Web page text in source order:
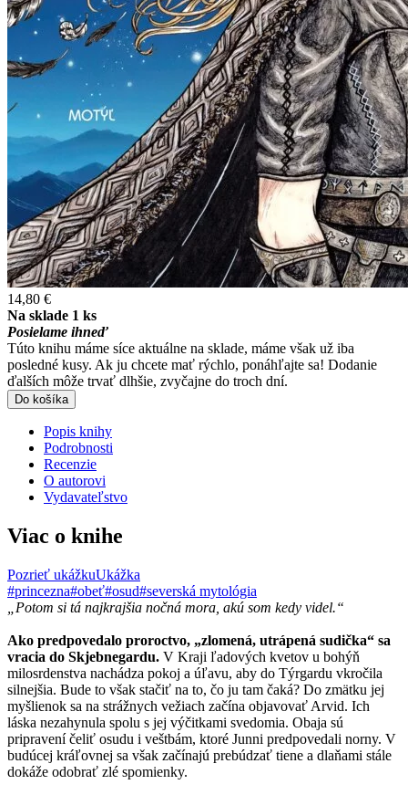
14,80 €
Na sklade 1 ks
Posielame ihneď
Túto knihu máme síce aktuálne na sklade, máme však už iba
posledné kusy. Ak ju chcete mať rýchlo, ponáhľajte sa! Dodanie
ďalších môže trvať dlhšie, zvyčajne do troch dní.
Do košíka
Popis knihy
Podrobnosti
Recenzie
O autorovi
Vydavateľstvo
Viac o knihe
Pozrieť ukážkuUkážka
#princezna#obeť#osud#severská mytológia
„Potom si tá najkrajšia nočná mora, akú som kedy videl.“
Ako predpovedalo proroctvo, „zlomená, utrápená sudička“ sa
vracia do Skjebnegardu. V Kraji ľadových kvetov u bohýň
milosrdenstva nachádza pokoj a úľavu, aby do Týrgardu vkročila
silnejšia. Bude to však stačiť na to, čo ju tam čaká? Do zmätku jej
myšlienok sa na strážnych vežiach začína objavovať Arvid. Ich
láska nezahynula spolu s jej výčitkami svedomia. Obaja sú
pripravení čeliť osudu i veštbám, ktoré Junni predpovedali norny. V
budúcej kráľovnej sa však začínajú prebúdzať tiene a dlaňami stále
dokáže odobrať zlé spomienky.